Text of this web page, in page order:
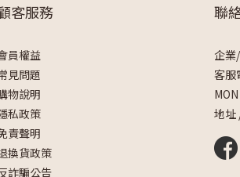
客服務
員權益
見問題
物說明
私政策
責聲明
換貨政策
詐騙公告
聯
企業
客服
地址